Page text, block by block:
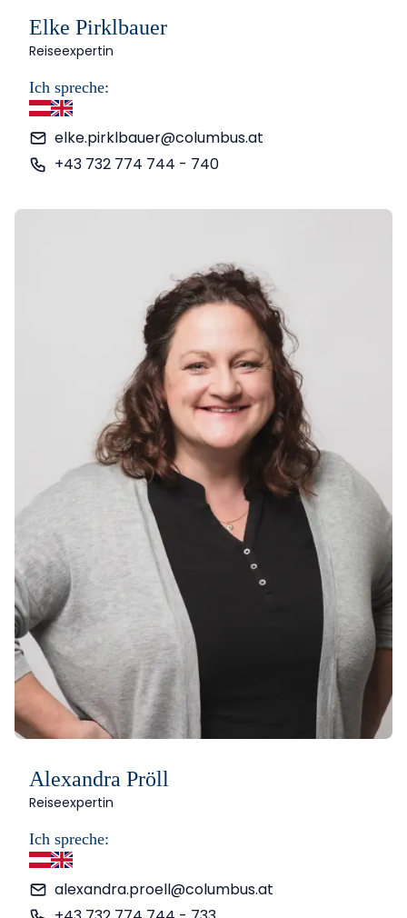
Elke Pirklbauer
Reiseexpertin
Ich spreche:
elke.pirklbauer@columbus.at
+43 732 774 744 - 740
Alexandra Pröll
Reiseexpertin
Ich spreche:
alexandra.proell@columbus.at